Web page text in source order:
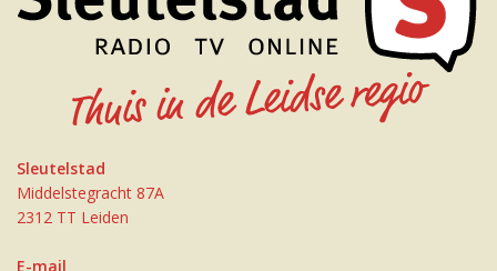
Sleutelstad
Middelstegracht 87A
2312 TT Leiden
E-mail